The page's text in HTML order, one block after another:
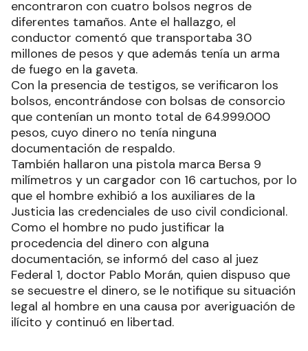
encontraron con cuatro bolsos negros de
diferentes tamaños. Ante el hallazgo, el
conductor comentó que transportaba 30
millones de pesos y que además tenía un arma
de fuego en la gaveta.
Con la presencia de testigos, se verificaron los
bolsos, encontrándose con bolsas de consorcio
que contenían un monto total de 64.999.000
pesos, cuyo dinero no tenía ninguna
documentación de respaldo.
También hallaron una pistola marca Bersa 9
milímetros y un cargador con 16 cartuchos, por lo
que el hombre exhibió a los auxiliares de la
Justicia las credenciales de uso civil condicional.
Como el hombre no pudo justificar la
procedencia del dinero con alguna
documentación, se informó del caso al juez
Federal 1, doctor Pablo Morán, quien dispuso que
se secuestre el dinero, se le notifique su situación
legal al hombre en una causa por averiguación de
ilícito y continuó en libertad.